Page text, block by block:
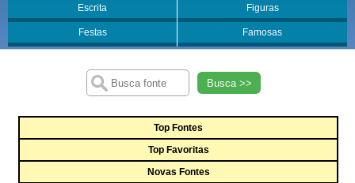
Escrita Figuras
Festas Famosas
Busca >>
Top Fontes
Top Favoritas
Novas Fontes